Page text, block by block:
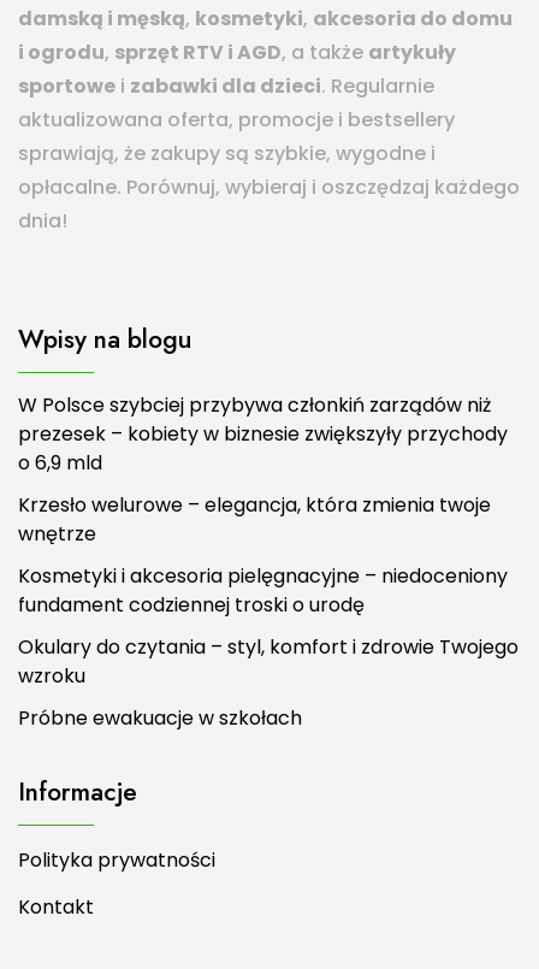
damską i męską, kosmetyki, akcesoria do domu
i ogrodu, sprzęt RTV i AGD, a także artykuły
sportowe i zabawki dla dzieci. Regularnie
aktualizowana oferta, promocje i bestsellery
sprawiają, że zakupy są szybkie, wygodne i
opłacalne. Porównuj, wybieraj i oszczędzaj każdego
dnia!
Wpisy na blogu
W Polsce szybciej przybywa członkiń zarządów niż
prezesek – kobiety w biznesie zwiększyły przychody
o 6,9 mld
Krzesło welurowe – elegancja, która zmienia twoje
wnętrze
Kosmetyki i akcesoria pielęgnacyjne – niedoceniony
fundament codziennej troski o urodę
Okulary do czytania – styl, komfort i zdrowie Twojego
wzroku
Próbne ewakuacje w szkołach
Informacje
Polityka prywatności
Kontakt